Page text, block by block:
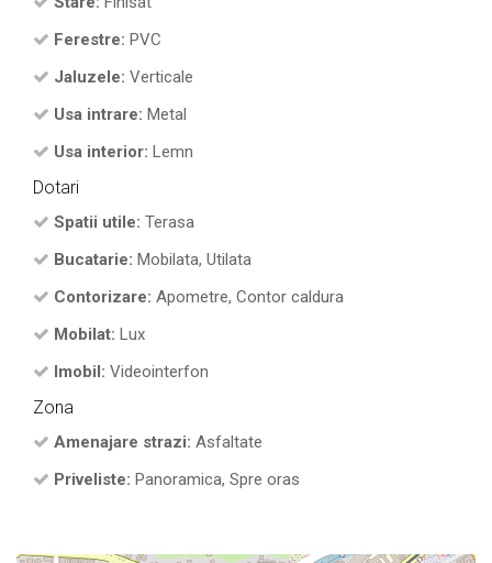
Ferestre: PVC
Jaluzele: Verticale
Usa intrare: Metal
Usa interior: Lemn
Dotari
Spatii utile: Terasa
Bucatarie: Mobilata, Utilata
Contorizare: Apometre, Contor caldura
Mobilat: Lux
Imobil: Videointerfon
Zona
Amenajare strazi: Asfaltate
Priveliste: Panoramica, Spre oras